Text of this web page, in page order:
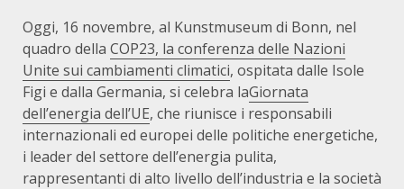
Oggi, 16 novembre, al Kunstmuseum di Bonn, nel
quadro della COP23, la conferenza delle Nazioni
Unite sui cambiamenti climatici, ospitata dalle Isole
Figi e dalla Germania, si celebra laGiornata
dell’energia dell’UE, che riunisce i responsabili
internazionali ed europei delle politiche energetiche,
i leader del settore dell’energia pulita,
rappresentanti di alto livello dell’industria e la società